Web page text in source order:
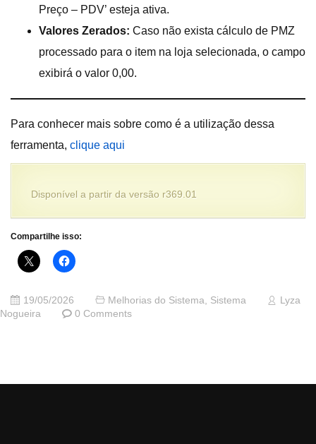
Preço – PDV’ esteja ativa.
Valores Zerados: Caso não exista cálculo de PMZ
processado para o item na loja selecionada, o campo
exibirá o valor 0,00.
Para conhecer mais sobre como é a utilização dessa
ferramenta, clique aqui
Disponível a partir da versão r369.01
Compartilhe isso:
19/05/2026 Melhorias do Sistema Sistema
Lyza
Nogueira
0 Comments